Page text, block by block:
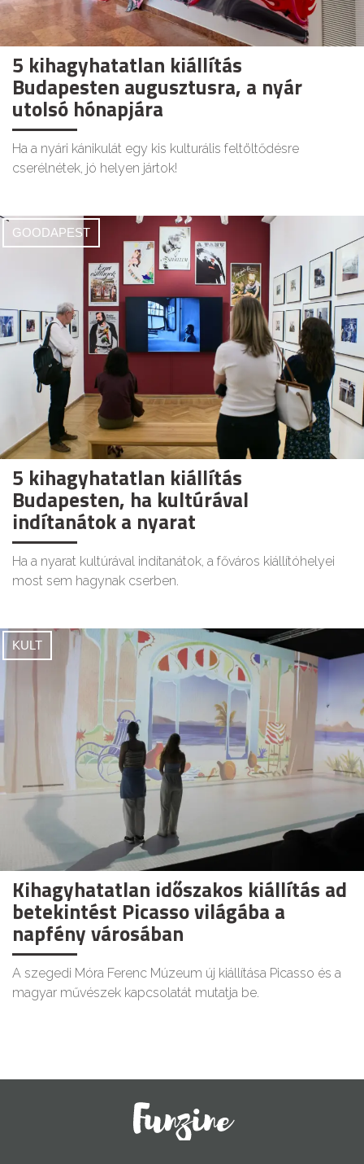
5 kihagyhatatlan kiállítás
Budapesten augusztusra, a nyár
utolsó hónapjára
Ha a nyári kánikulát egy kis kulturális feltöltődésre
cserélnétek, jó helyen jártok!
GOODAPEST
5 kihagyhatatlan kiállítás
Budapesten, ha kultúrával
indítanátok a nyarat
Ha a nyarat kultúrával indítanátok, a főváros kiállítóhelyei
most sem hagynak cserben.
KULT
Kihagyhatatlan időszakos kiállítás ad
betekintést Picasso világába a
napfény városában
A szegedi Móra Ferenc Múzeum új kiállítása Picasso és a
magyar művészek kapcsolatát mutatja be.